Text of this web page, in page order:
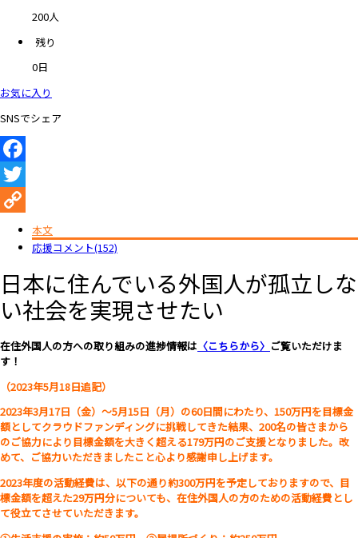
200人
残り
0日
お気に入り
SNSでシェア
Facebook
Twitter
Copy
本文
応援コメント(152)
日本に住んでいる外国人が孤立しな
い社会を実現させたい
在住外国人の方への取り組みの進捗情報は 〈こちらから〉 ご覧いただけま
す！
（2023年5月18日追記）
2023年3月17日（金）～5月15日（月）の60日間にわたり、150万円を目標金
額としてクラウドファンディングに挑戦してきた結果、200名の皆さまから
のご協力により目標金額を大きく超える179万円のご支援となりました。改
めて、ご協力いただきましたこと心より感謝申し上げます。
2023年度の活動経費は、以下の通り約300万円を予定しておりますので、目
標金額を超えた29万円分についても、在住外国人の方のための活動経費とし
て役立てさせていただきます。